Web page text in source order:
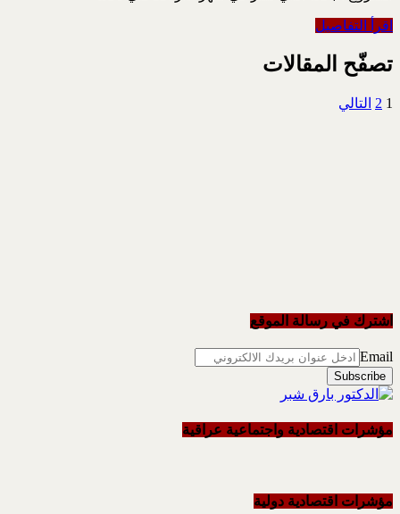
اقرأ التفاصيل
تصفّح المقالات
1
2 التالي
اشترك في رسالة الموقع
Email
مؤشرات اقتصادية واجتماعية عراقية
مؤشرات اقتصادية دولية